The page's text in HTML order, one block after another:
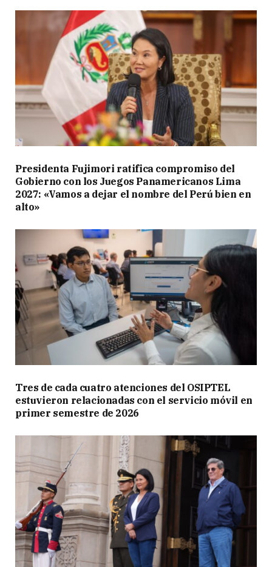
Presidenta Fujimori ratifica compromiso del
Gobierno con los Juegos Panamericanos Lima
2027: «Vamos a dejar el nombre del Perú bien en
alto»
Tres de cada cuatro atenciones del OSIPTEL
estuvieron relacionadas con el servicio móvil en
primer semestre de 2026